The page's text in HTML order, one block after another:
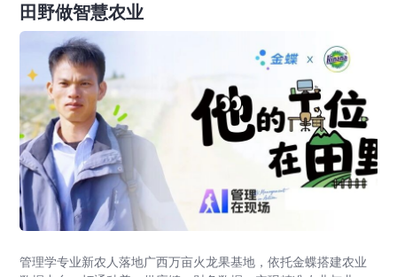
田野做智慧农业
管理学专业新农人落地广西万亩火龙果基地，依托金蝶搭建农业